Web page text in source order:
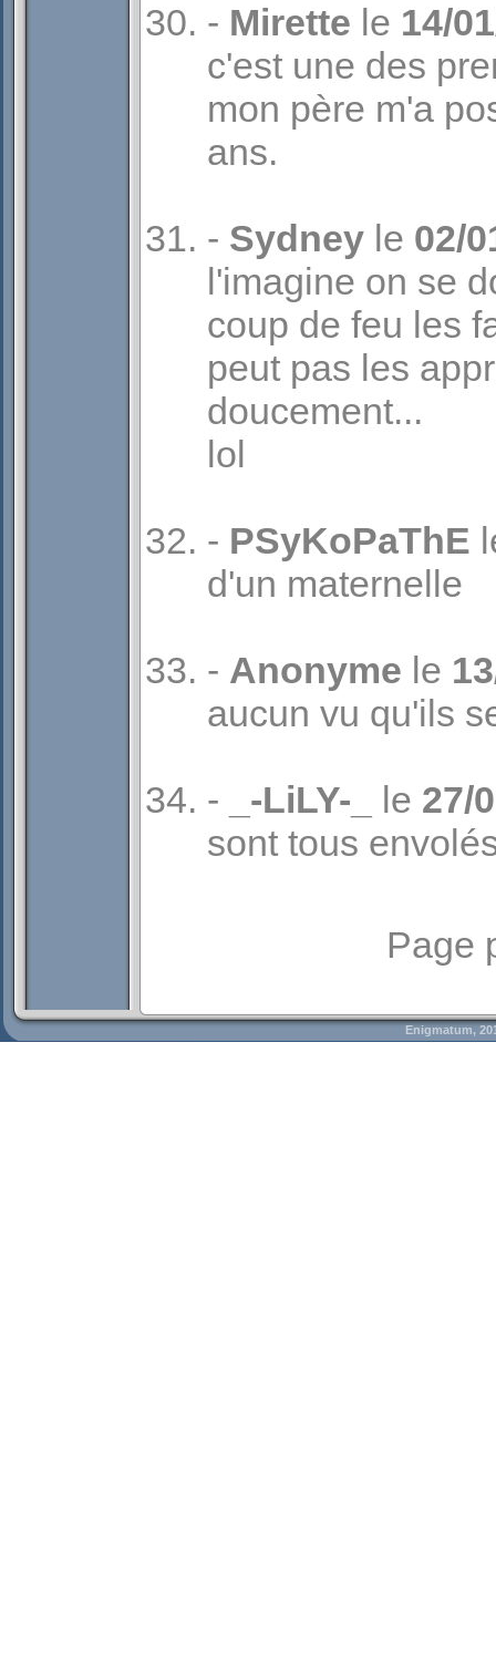
- Mirette le 14/
c'est une des
mon père m'a
ans.
- Sydney le 02/
l'imagine on se
coup de feu les
peut pas les
doucement...
lol
- PSyKoPaThE
d'un maternelle
- Anonyme le
aucun vu qu'ils
- _-LiLY-_ le 27/
sont tous
Page
Enigmatum,